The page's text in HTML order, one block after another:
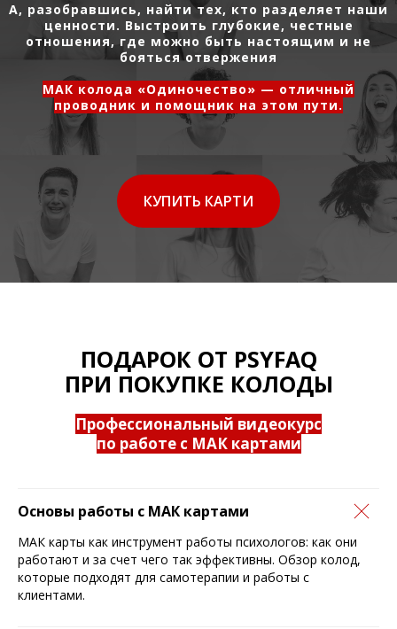
А, разобравшись, найти тех, кто разделяет наши
ценности. Выстроить глубокие, честные
отношения, где можно быть настоящим и не
бояться отвержения
МАК колода «Одиночество» — отличный
проводник и помощник на этом пути.
КУПИТЬ КАРТИ
ПОДАРОК ОТ PSYFAQ
ПРИ ПОКУПКЕ КОЛОДЫ
Профессиональный видеокурс
по работе с МАК картами
Основы работы с МАК картами
МАК карты как инструмент работы психологов: как они
работают и за счет чего так эффективны. Обзор колод,
которые подходят для самотерапии и работы с
клиентами.